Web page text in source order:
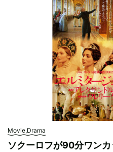
Movie,Drama
ソクーロフが90分ワン